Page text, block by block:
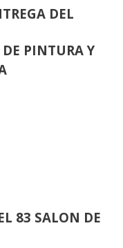
DEL
PINTURA Y
83 SALON DE